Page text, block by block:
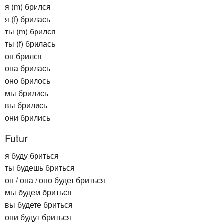
я (m) брился
я (f) брилась
ты (m) брился
ты (f) брилась
он брился
она брилась
оно брилось
мы брились
вы брились
они брились
Futur
я буду бриться
ты будешь бриться
он / она / оно будет бриться
мы будем бриться
вы будете бриться
они будут бриться